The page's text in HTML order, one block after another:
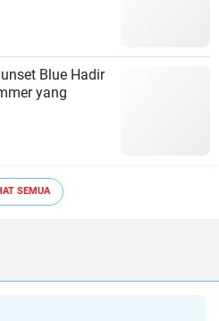
Blue Hadir
yang
SEMUA